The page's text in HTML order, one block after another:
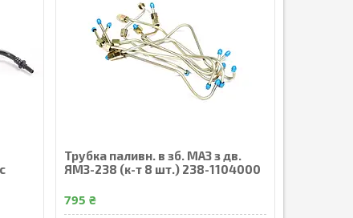
Трубка паливн. в зб. МАЗ з дв.
ЯМЗ-238 (к-т 8 шт.) 238-1104000
795 ₴